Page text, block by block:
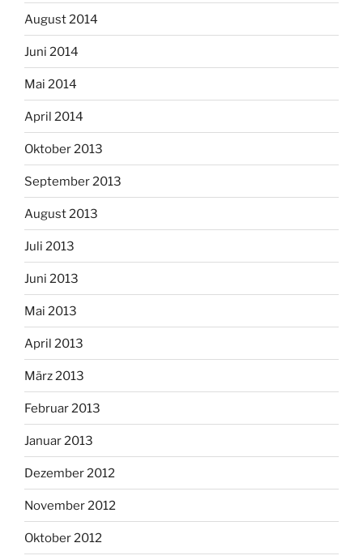
August 2014
Juni 2014
Mai 2014
April 2014
Oktober 2013
September 2013
August 2013
Juli 2013
Juni 2013
Mai 2013
April 2013
März 2013
Februar 2013
Januar 2013
Dezember 2012
November 2012
Oktober 2012